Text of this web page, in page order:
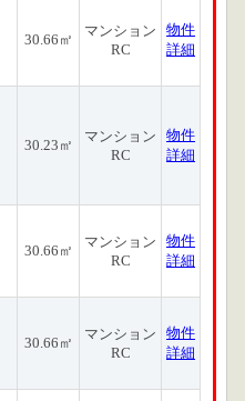
30.66㎡
マンション
RC
物件
詳細
30.23㎡
マンション
RC
物件
詳細
30.66㎡
マンション
RC
物件
詳細
30.66㎡
マンション
RC
物件
詳細